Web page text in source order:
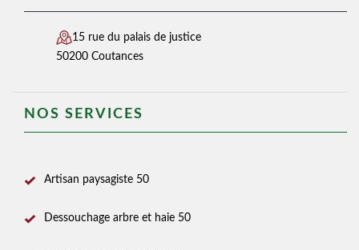
15 rue du palais de justice
50200 Coutances
NOS SERVICES
Artisan paysagiste 50
Dessouchage arbre et haie 50